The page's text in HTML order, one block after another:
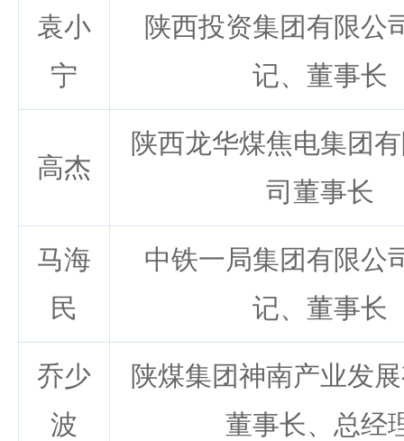
袁小
宁
陕西投资集团有限公
记、董事长
高杰
陕西龙华煤焦电集团
司董事长
马海
民
中铁一局集团有限公
记、董事长
乔少
波
陕煤集团神南产业发
董事长、总经